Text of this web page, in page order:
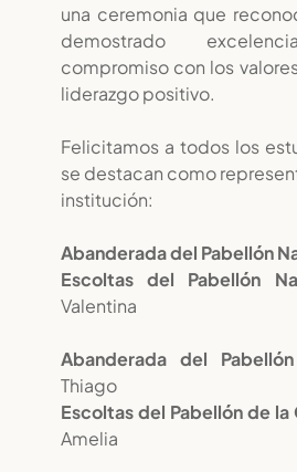
una ceremonia que
demostrado
compromiso con los
liderazgo positivo.
Felicitamos a todos los
se destacan como
institución:
Abanderada del Pabellón
Escoltas del Pabellón
Valentina
Abanderada del
Thiago
Escoltas del Pabellón de la
Amelia